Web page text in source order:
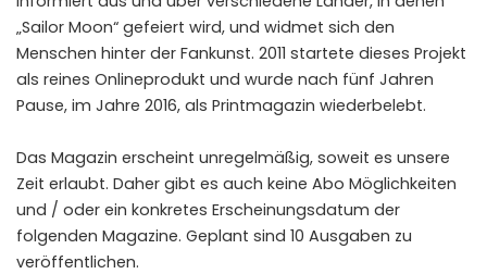
„Sailor Moon“ gefeiert wird, und widmet sich den
Menschen hinter der Fankunst. 2011 startete dieses Projekt
als reines Onlineprodukt und wurde nach fünf Jahren
Pause, im Jahre 2016, als Printmagazin wiederbelebt.
Das Magazin erscheint unregelmäßig, soweit es unsere
Zeit erlaubt. Daher gibt es auch keine Abo Möglichkeiten
und / oder ein konkretes Erscheinungsdatum der
folgenden Magazine. Geplant sind 10 Ausgaben zu
veröffentlichen.